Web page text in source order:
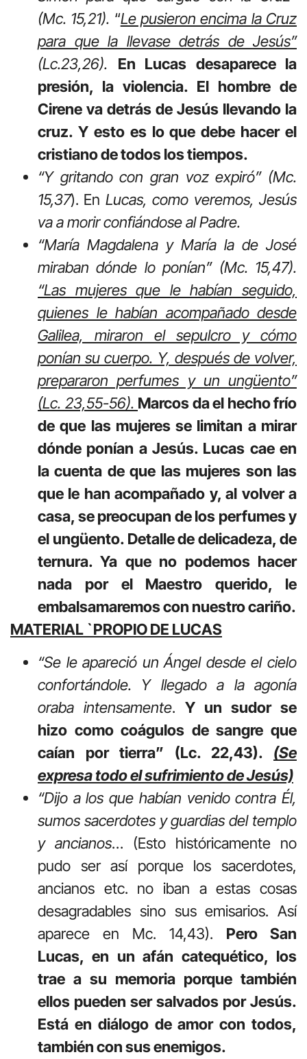
(Mc. 15,21). “Le pusieron encima la Cruz
para que la llevase detrás de Jesús”
(Lc.23,26). En Lucas desaparece la
presión, la violencia. El hombre de
Cirene va detrás de Jesús llevando la
cruz. Y esto es lo que debe hacer el
cristiano de todos los tiempos.
“Y gritando con gran voz expiró” (Mc.
15,37). En Lucas, como veremos, Jesús
va a morir confiándose al Padre.
“María Magdalena y María la de José
miraban dónde lo ponían” (Mc. 15,47).
“Las mujeres que le habían seguido,
quienes le habían acompañado desde
Galilea, miraron el sepulcro y cómo
ponían su cuerpo. Y, después de volver,
prepararon perfumes y un ungüento”
(Lc. 23,55-56). Marcos da el hecho frío
de que las mujeres se limitan a mirar
dónde ponían a Jesús. Lucas cae en
la cuenta de que las mujeres son las
que le han acompañado y, al volver a
casa, se preocupan de los perfumes y
el ungüento. Detalle de delicadeza, de
ternura. Ya que no podemos hacer
nada por el Maestro querido, le
embalsamaremos con nuestro cariño.
MATERIAL `PROPIO DE LUCAS
“Se le apareció un Ángel desde el cielo
confortándole. Y llegado a la agonía
oraba intensamente. Y un sudor se
hizo como coágulos de sangre que
caían por tierra” (Lc. 22,43). (Se
expresa todo el sufrimiento de Jesús)
“Dijo a los que habían venido contra Él,
sumos sacerdotes y guardias del templo
y ancianos… (Esto históricamente no
pudo ser así porque los sacerdotes,
ancianos etc. no iban a estas cosas
desagradables sino sus emisarios. Así
aparece en Mc. 14,43). Pero San
Lucas, en un afán catequético, los
trae a su memoria porque también
ellos pueden ser salvados por Jesús.
Está en diálogo de amor con todos,
también con sus enemigos.